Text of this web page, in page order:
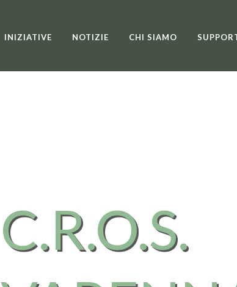
INIZIATIVE NOTIZIE CHI SIAMO
C.R.O.S.